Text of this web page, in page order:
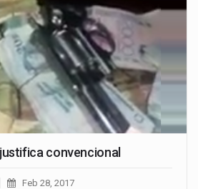
justifica convencional
Feb 28, 2017